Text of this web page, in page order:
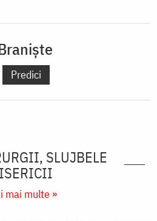
Predici
SLUJBELE
mai multe »